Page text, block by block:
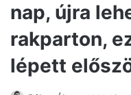
nap, újra
rakparton,
lépett